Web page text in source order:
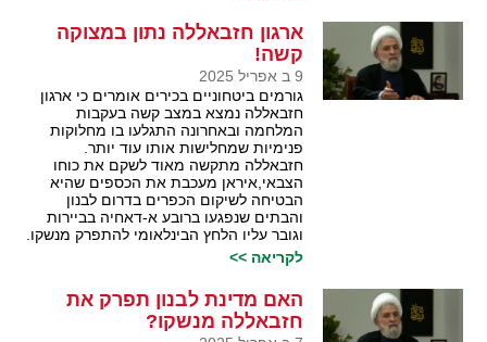
ארגון חזבאללה נתון במצוקה
קשה!
9 ב אפריל 2025
גורמים ביטחוניים בכירים אומרים כי ארגון
חזבאללה נמצא במצב קשה בעקבות
המלחמה ובאחרונה התגלעו בו מחלוקות
פנימיות שמחלישות אותו עוד יותר.
חזבאללה מתקשה מאוד לשקם את כוחו
הצבאי,איראן מעכבת את הכספים שהיא
הבטיחה לשיקום הכפרים בדרום לבנון
והבתים שנפגעו ברובע א-דאחיה בביירות
וגובר עליו הלחץ הבינלאומי להתפרק מנשקו.
לקריאה >>
האם מדינת לבנון תפרק את
חזבאללה מנשקו?